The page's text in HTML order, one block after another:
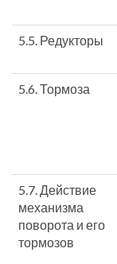
5.5. Редукторы
5.6. Тормоза
5.7. Действие
механизма
поворота и его
тормозов